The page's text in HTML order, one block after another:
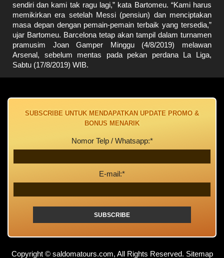
sendiri dan kami tak ragu lagi,” kata Bartomeu. “Kami harus
memikirkan era setelah Messi (pensiun) dan menciptakan
masa depan dengan pemain-pemain terbaik yang tersedia,”
ujar Bartomeu. Barcelona tetap akan tampil dalam turnamen
pramusim Joan Gamper Minggu (4/8/2019) melawan
Arsenal, sebelum mentas pada pekan perdana La Liga,
Sabtu (17/8/2019) WIB.
SUBSCRIBE UNTUK MENDAPATKAN UPDATE PROMO &
BONUS MENARIK
Nomor Telp / Whatsapp:*
E-mail:*
Copyright © saldomatours.com, All Rights Reserved. Sitemap